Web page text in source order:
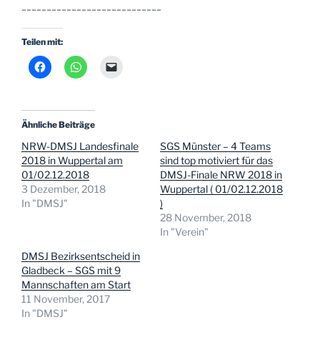
Teilen mit:
Ähnliche Beiträge
NRW-DMSJ Landesfinale
2018 in Wuppertal am
01/02.12.2018
3 Dezember, 2018
In "DMSJ"
SGS Münster – 4 Teams
sind top motiviert für das
DMSJ-Finale NRW 2018 in
Wuppertal ( 01/02.12.2018
)
28 November, 2018
In "Verein"
DMSJ Bezirksentscheid in
Gladbeck – SGS mit 9
Mannschaften am Start
11 November, 2017
In "DMSJ"